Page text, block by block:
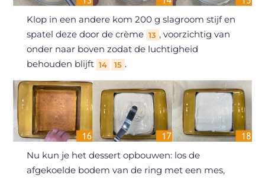
Klop in een andere kom 200 g slagroom stijf en
spatel deze door de crème 13 , voorzichtig van
onder naar boven zodat de luchtigheid
behouden blijft 14 15 .
Nu kun je het dessert opbouwen: los de
afgekoelde bodem van de ring met een mes,